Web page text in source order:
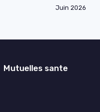
Juin 2026
Mutuelles sante